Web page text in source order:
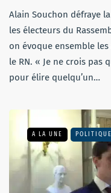
Alain Souchon défraye
les électeurs du
on évoque ensemble
le RN. « Je ne crois pas
pour élire quelqu’un…
A LA UNE POLITIQUE